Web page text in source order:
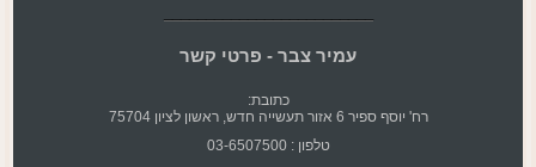
עמיר צבר - פרטי קשר
כתובת:
רח' יוסף ספיר 6 אזור תעשייה חדש, ראשון לציון 75704
טלפון : 03-6507500